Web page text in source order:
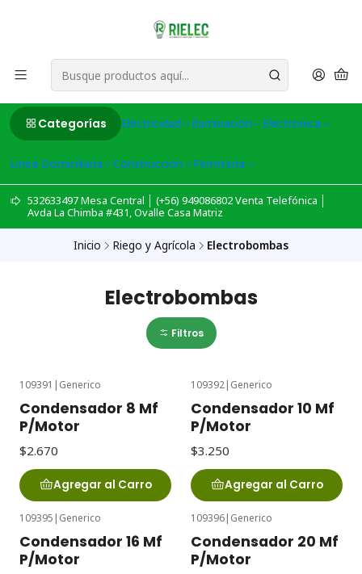
Categorías Electricidad Iluminación Electronica
Linea Domiciliaria Construcción Ferreteria
532633497 Mesa Central │ (+56) 949086802 Venta Telefónica │
Avda La Chimba #431, Ovalle Casa Matriz
Inicio Riego y Agrícola Electrobombas
Electrobombas
Filtros
109391 | Generico
Condensador 8 Mf
P/Motor
$2.670
Agregar al Carro
109392| Generico
Condensador 10 Mf
P/Motor
$3.250
Agregar al Carro
109395 | Generico
Condensador 16 Mf
P/Motor
109396| Generico
Condensador 20 Mf
P/Motor